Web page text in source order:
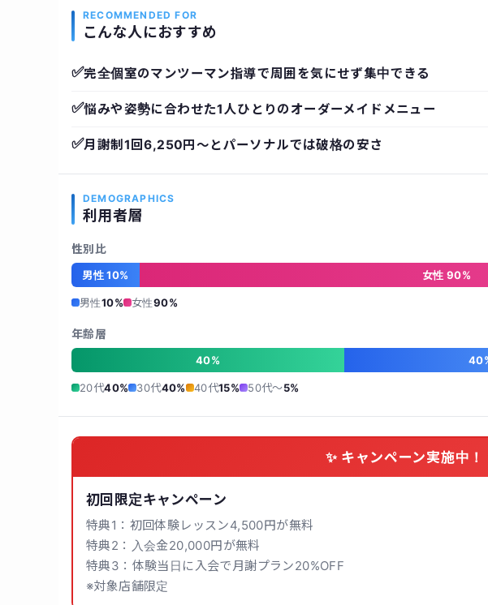
RECOMMENDED FOR
こんな人におすすめ
✅完全個室のマンツーマン指導で周囲を気にせず集中できる
✅悩みや姿勢に合わせた1人ひとりのオーダーメイドメニュー
✅月謝制1回6,250円〜とパーソナルでは破格の安さ
DEMOGRAPHICS
利用者層
性別比
男性 10% 女性 90%
男性10% 女性90%
年齢層
40%
20代40% 30代40% 40代15% 50代〜5%
✨ キャンペーン実施中！
初回限定キャンペーン
特典1：初回体験レッスン4,500円が無料
特典2：入会金20,000円が無料
特典3：体験当日に入会で月謝プラン20%OFF
※対象店舗限定